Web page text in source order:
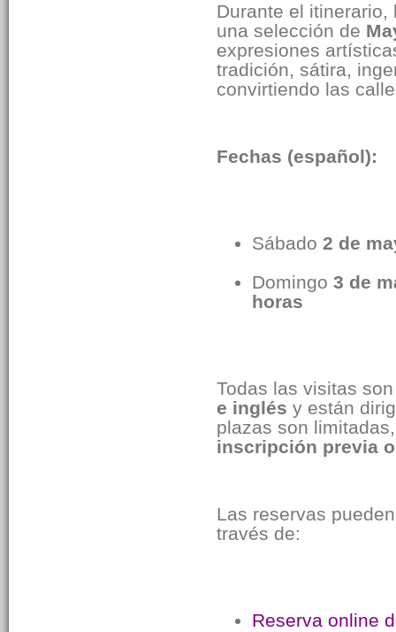
Durante el
una selección de
expresiones
tradición, sátira,
convirtiendo las
Fechas (español):
Sábado 2 de
Domingo 3 de
horas
Todas las visitas
e inglés y están
plazas son
inscripción previa
Las reservas
través de:
Reserva online